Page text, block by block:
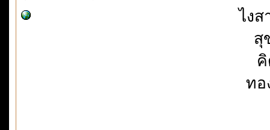
ไง
สุ
ทอ